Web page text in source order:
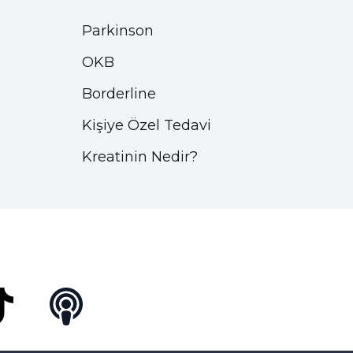
Parkinson
OKB
Borderline
Kişiye Özel Tedavi
Kreatinin Nedir?